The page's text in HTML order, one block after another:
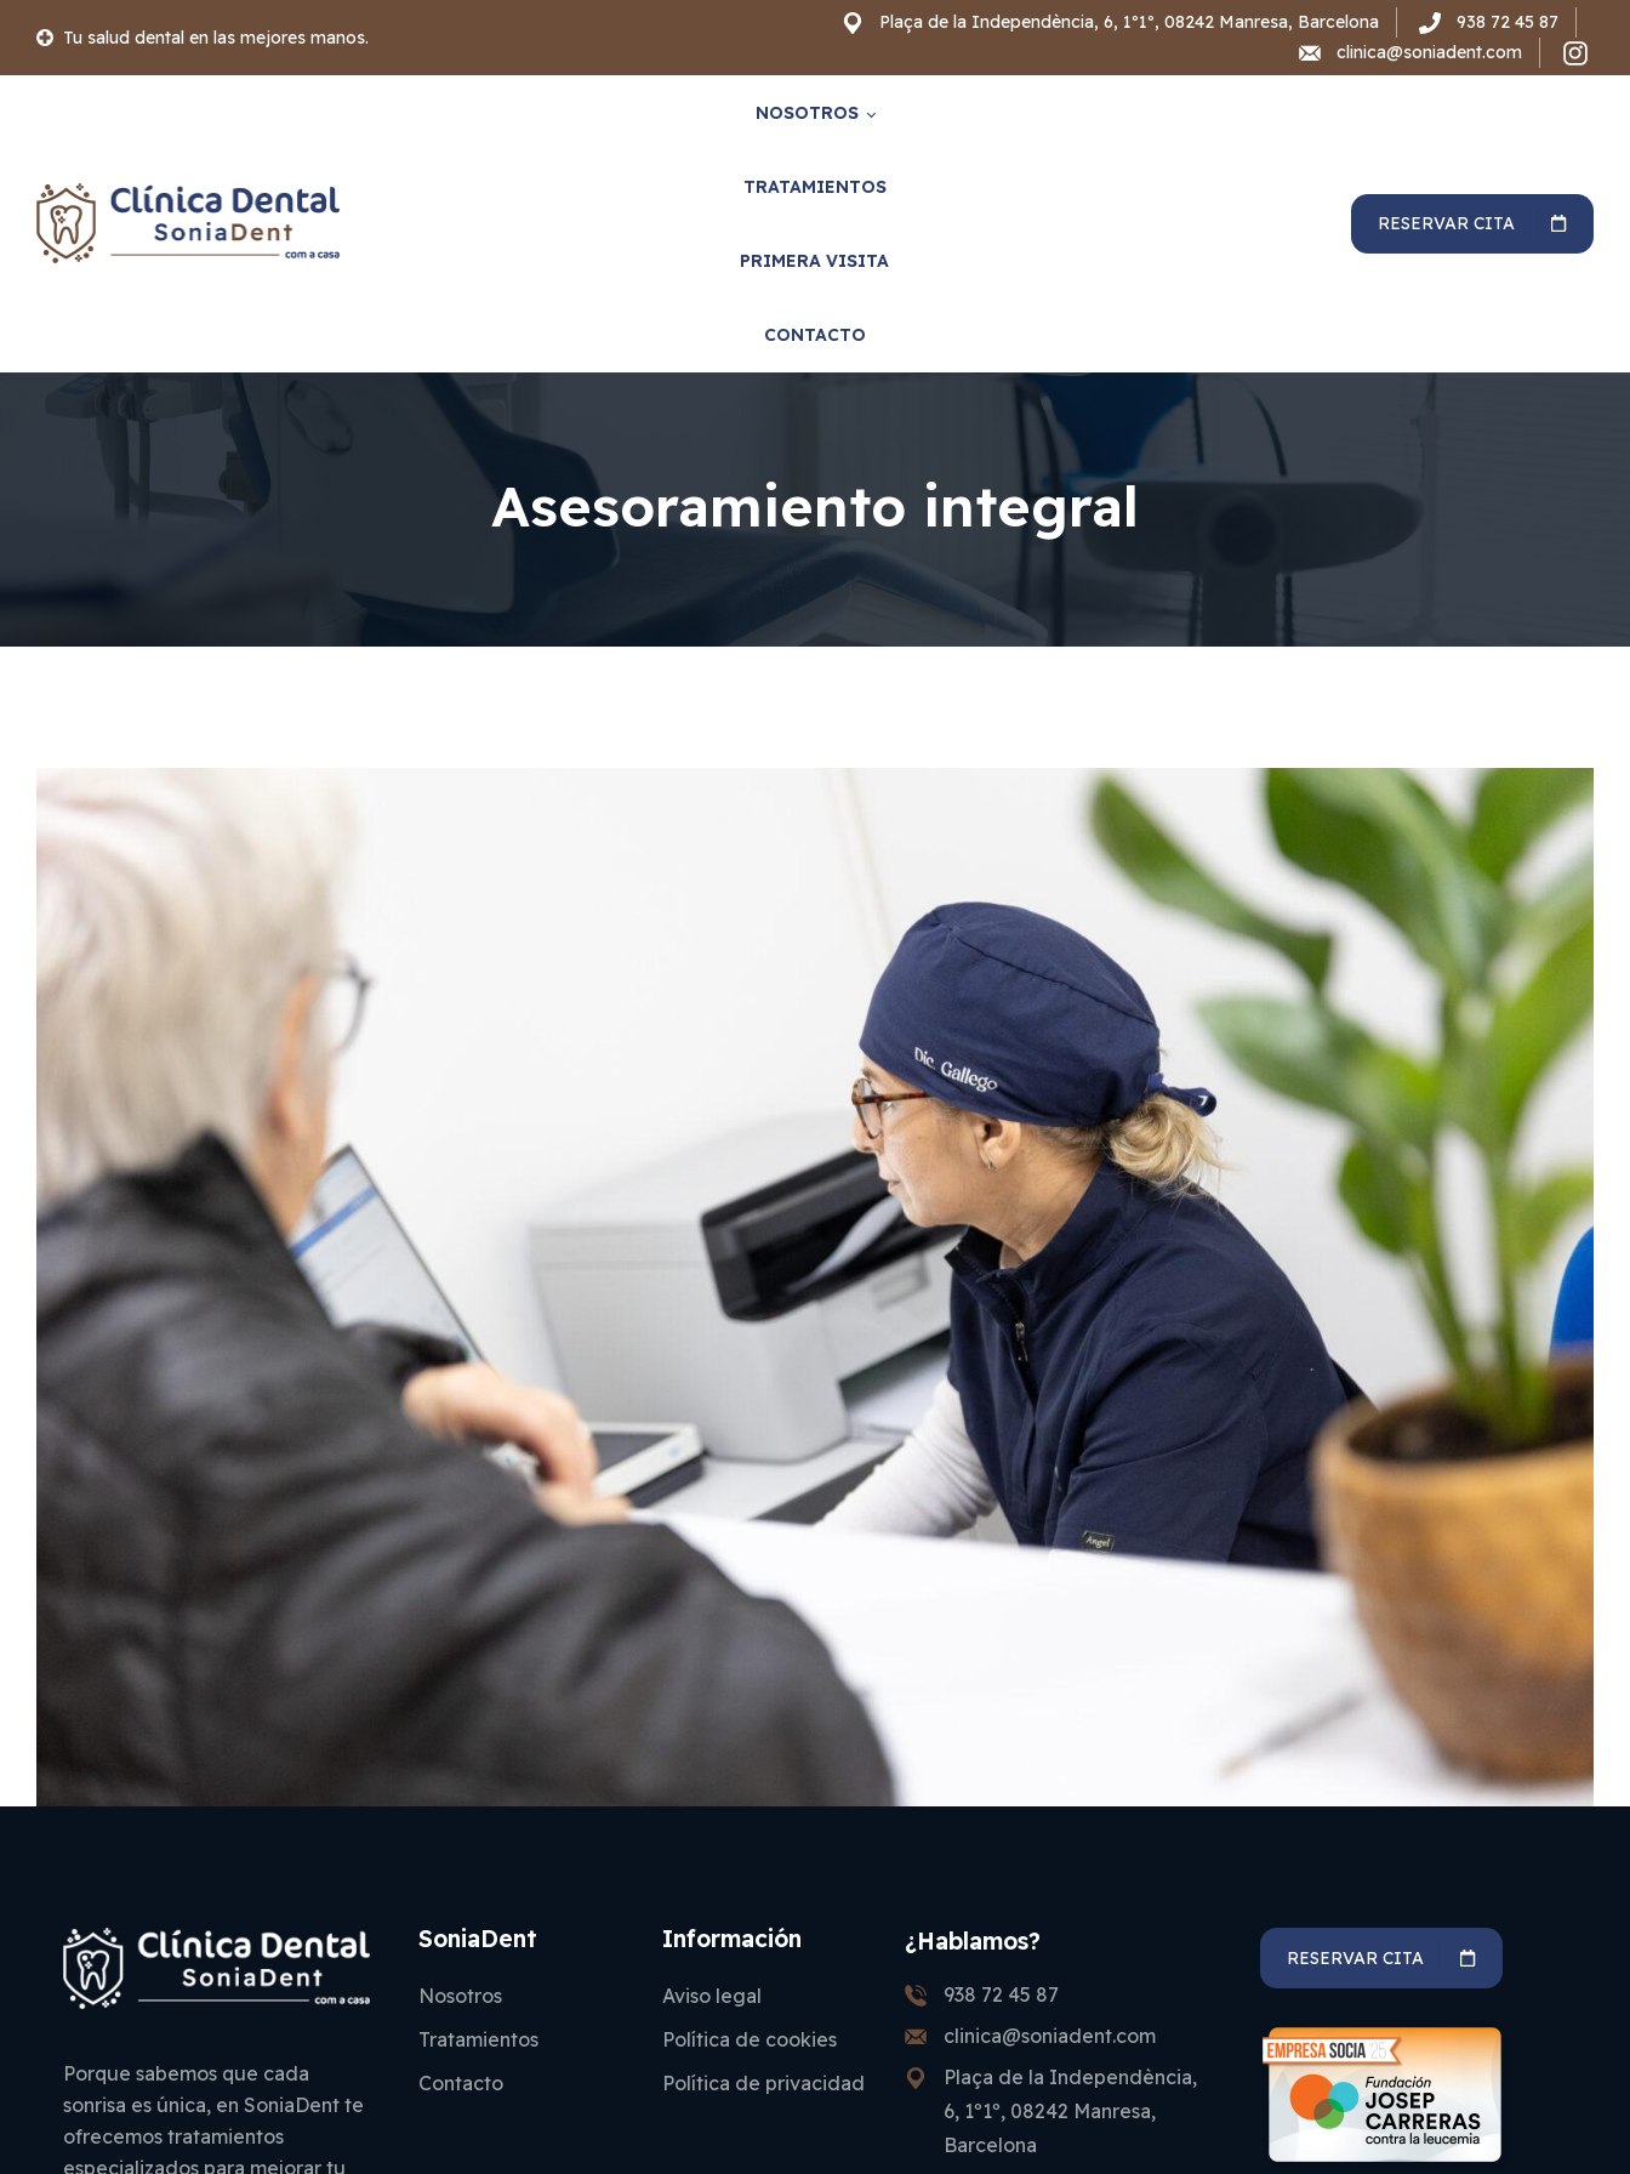
Tu salud dental en las mejores manos.
Plaça de la Independència, 6, 1º1º, 08242 Manresa, Barcelona
938 72 45 87
clinica@soniadent.com
NOSOTROS
Instalaciones
TRATAMIENTOS
PRIMERA VISITA
CONTACTO
RESERVAR CITA
Asesoramiento integral
Porque sabemos que cada
sonrisa es única, en SoniaDent te
ofrecemos tratamientos
especializados para mejorar tu
SoniaDent
Nosotros
Tratamientos
Contacto
Información
Aviso legal
Política de cookies
Política de privacidad
¿Hablamos?
938 72 45 87
clinica@soniadent.com
Plaça de la Independència,
6, 1º1º, 08242 Manresa,
Barcelona
RESERVAR CITA